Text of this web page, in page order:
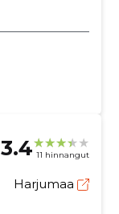
3.4 11 hinnangut
Harjumaa